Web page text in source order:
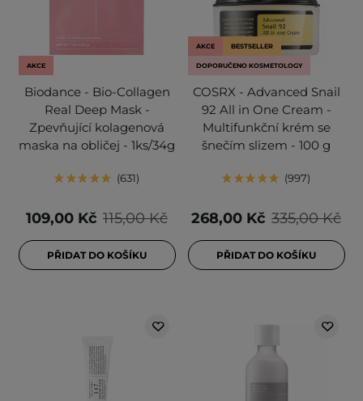
AKCE
Biodance - Bio-Collagen
Real Deep Mask -
Zpevňující kolagenová
maska na obličej - 1ks/34g
631
115,00 Kč
109,00 Kč
PŘIDAT DO KOŠÍKU
AKCE BESTSELLER
DOPORUČENO KOSMETOLOGY
COSRX - Advanced Snail
92 All in One Cream -
Multifunkční krém se
šnečím slizem - 100 g
997
335,00 Kč
268,00 Kč
PŘIDAT DO KOŠÍKU